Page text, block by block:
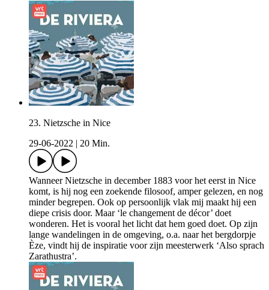
23. Nietzsche in Nice
29-06-2022
20 Min.
Wanneer Nietzsche in december 1883 voor het eerst in Nice
komt, is hij nog een zoekende filosoof, amper gelezen, en nog
minder begrepen. Ook op persoonlijk vlak mij maakt hij een
diepe crisis door. Maar ‘le changement de décor’ doet
wonderen. Het is vooral het licht dat hem goed doet. Op zijn
lange wandelingen in de omgeving, o.a. naar het bergdorpje
Èze, vindt hij de inspiratie voor zijn meesterwerk ‘Also sprach
Zarathustra’.